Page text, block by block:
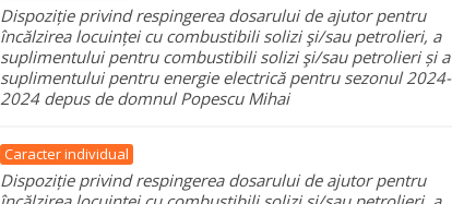
Dispoziție privind respingerea dosarului de ajutor pentru
încălzirea locuinței cu combustibili solizi şi/sau petrolieri, a
suplimentului pentru combustibili solizi şi/sau petrolieri și a
suplimentului pentru energie electrică pentru sezonul 2024-
2024 depus de domnul Popescu Mihai
Caracter individual
Dispoziție privind respingerea dosarului de ajutor pentru